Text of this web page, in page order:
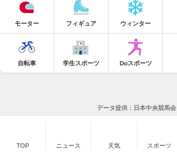
モーター フィギュア ウィンター
自転車 学生スポーツ Doスポーツ
データ提供：日本中央競馬会
TOP ニュース 天気 スポーツ